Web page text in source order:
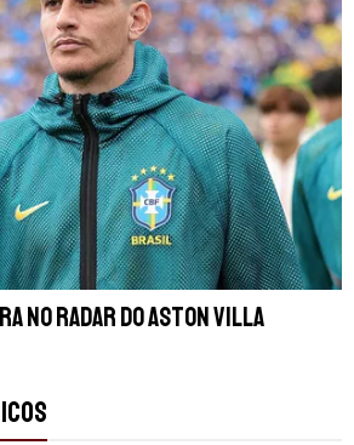
no radar do Aston Villa